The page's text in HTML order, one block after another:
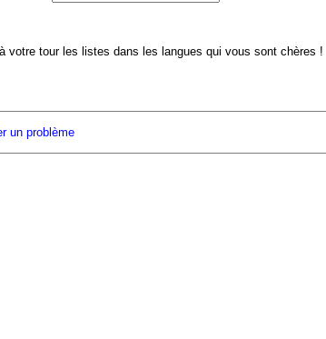
votre tour les listes dans les langues qui vous sont chères !
un problème